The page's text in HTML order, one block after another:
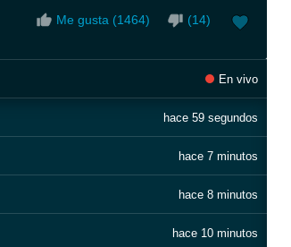
Me gusta (1464) (14)
En vivo
hace 59 segundos
hace 7 minutos
hace 8 minutos
hace 10 minutos